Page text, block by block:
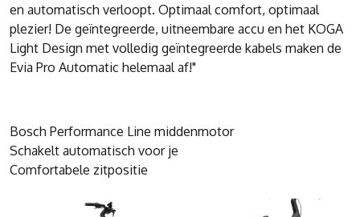
en automatisch verloopt. Optimaal comfort, optimaal
plezier! De geïntegreerde, uitneembare accu en het KOGA
Light Design met volledig geïntegreerde kabels maken de
Evia Pro Automatic helemaal af!"
Bosch Performance Line middenmotor
Schakelt automatisch voor je
Comfortabele zitpositie